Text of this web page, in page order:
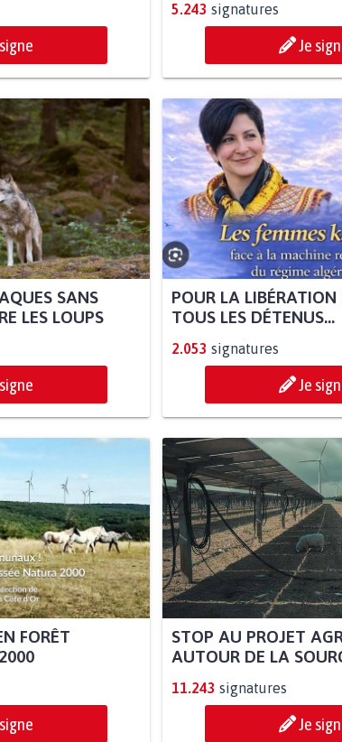
5.243 signatures
Je
SANS
LES LOUPS
POUR LA
TOUS LES DÉTENUS...
2.053 signatures
Je
FORÊT
STOP AU PROJET
AUTOUR DE LA
11.243 signatures
Je